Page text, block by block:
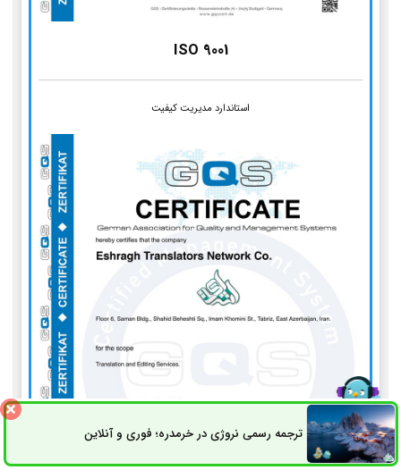
ISO 9001
استاندارد مدیریت کیفیت
ترجمه رسمی نروژی در خرمدره؛ فوری و آنلاینثبت سفارش راه های ارتباطی